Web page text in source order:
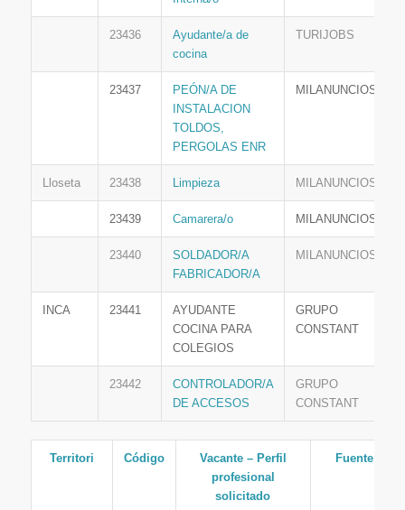
23436
Ayudante/a de
cocina
TURIJOBS
23437
PEÓN/A DE
INSTALACION
TOLDOS,
PERGOLAS ENR
MILANUNCIOS
Lloseta 23438 Limpieza MILANUNCIOS
23439 Camarera/o MILANUNCIOS
23440
SOLDADOR/A
FABRICADOR/A
MILANUNCIOS
INCA 23441
AYUDANTE
COCINA PARA
COLEGIOS
GRUPO
CONSTANT
23442
CONTROLADOR/A
DE ACCESOS
GRUPO
CONSTANT
Territori Código
Vacante – Perfil
profesional
solicitado
Fuente